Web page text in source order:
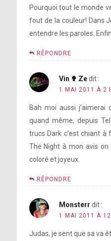
Pourquoi tout le monde
fout de la couleur! Dans
entendre les paroles.
RÉPONDRE
Vin ✟ Ze dit :
1 MAI 2011 À 2
Bah moi aussi
quand même, depuis
trucs Dark c’est chiant
The Night à mon avis
coloré et joyeux.
RÉPONDRE
Monsterr dit :
1 MAI 2011 À
Judas, je sent que sa va